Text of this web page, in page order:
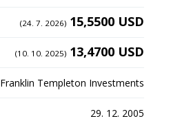
(24. 7. 2026) 15,5500 USD
(10. 10. 2025) 13,4700 USD
Franklin Templeton Investments
29. 12. 2005